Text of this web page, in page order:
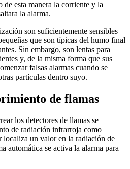
esta manera la corriente y la
la alarma.
son suficientemente sensibles
que son típicas del humo final
Sin embargo, son lentas para
y, de la misma forma que sus
falsas alarmas cuando se
partículas dentro suyo.
de flamas
los detectores de llamas se
de radiación infrarroja como
localiza un valor en la radiación de
automática se activa la alarma para